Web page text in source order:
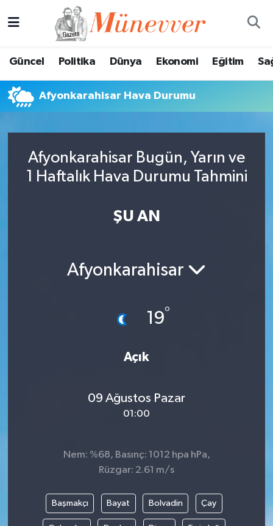
Güncel Politika Dünya Ekonomi Eğitim
Afyonkarahisar Hava Durumu
Afyonkarahisar Bugün, Yarın ve
1 Haftalık Hava Durumu Tahmini
ŞU AN
Afyonkarahisar
19°
Açık
09 Ağustos Pazar
01:00
Nem: %68, Basınç: 1012 hpa hPa,
Rüzgar: 2.61 m/s
Başmakçı Bayat Bolvadin Çay
Eğitim
Tüm Manşetler